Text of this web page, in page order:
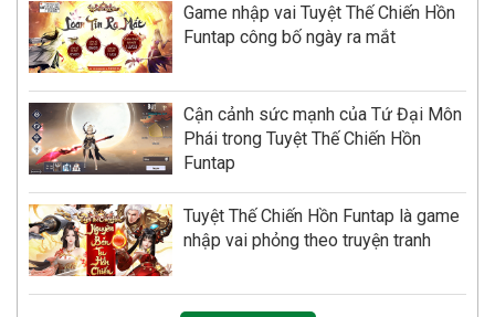
Game nhập vai Tuyệt Thế Chiến Hồn
Funtap công bố ngày ra mắt
Cận cảnh sức mạnh của Tứ Đại Môn
Phái trong Tuyệt Thế Chiến Hồn
Funtap
Tuyệt Thế Chiến Hồn Funtap là game
nhập vai phỏng theo truyện tranh